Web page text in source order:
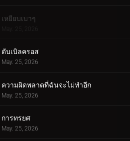
เหยียบเบาๆ
May. 25, 2026
ดับเบิลครอส
May. 25, 2026
ความผิดพลาดที่ฉันจะไม่ทำอีก
May. 25, 2026
การทรยศ
May. 25, 2026